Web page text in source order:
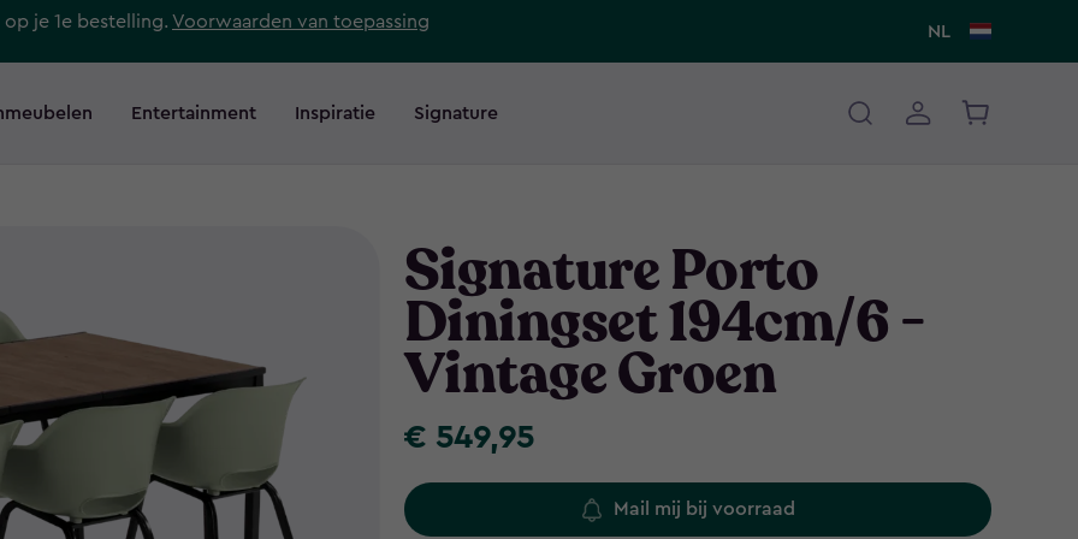
je 1e bestelling. Voorwaarden van toepassing NL
Entertainment Inspiratie Signature
Signature Porto
Diningset 194cm/6 -
Vintage Groen
€
€ 549,95
Mail mij bij voorraad